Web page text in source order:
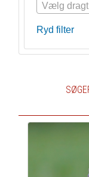
Vælg dragt
Ryd filter